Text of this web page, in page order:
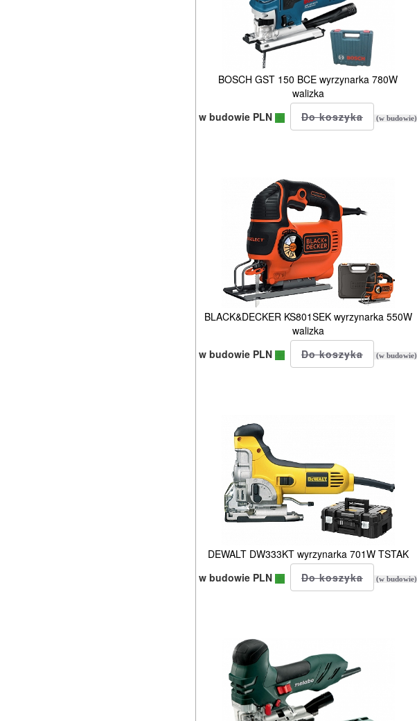
BOSCH GST 150 BCE wyrzynarka 780W
walizka
w budowie PLN
(w budowie)
BLACK&DECKER KS801SEK wyrzynarka 550W
walizka
w budowie PLN
(w budowie)
DEWALT DW333KT wyrzynarka 701W TSTAK
w budowie PLN
(w budowie)